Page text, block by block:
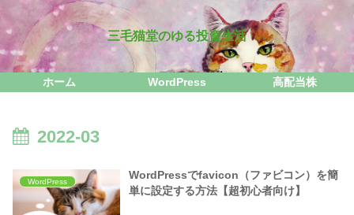
三毛猫堂のゆる投資生活
ホーム WordPress 高配当株
2022-03
WordPress
WordPressでfavicon（ファビコン）を簡
単に設定する方法【超初心者向け】